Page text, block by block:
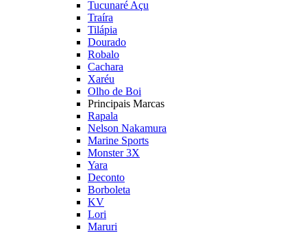
Tucunaré Açu
Traíra
Tilápia
Dourado
Robalo
Cachara
Xaréu
Olho de Boi
Principais Marcas
Rapala
Nelson Nakamura
Marine Sports
Monster 3X
Yara
Deconto
Borboleta
KV
Lori
Maruri